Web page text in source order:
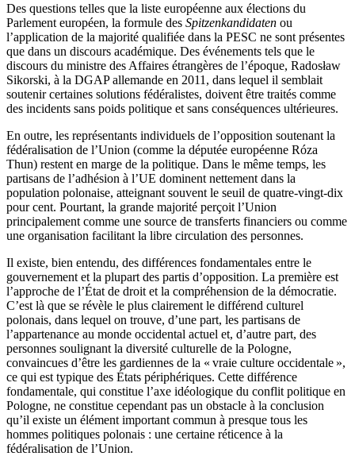
Des questions telles que la liste européenne aux élections du
Parlement européen, la formule des Spitzenkandidaten ou
l’application de la majorité qualifiée dans la PESC ne sont présentes
que dans un discours académique. Des événements tels que le
discours du ministre des Affaires étrangères de l’époque, Radosław
Sikorski, à la DGAP allemande en 2011, dans lequel il semblait
soutenir certaines solutions fédéralistes, doivent être traités comme
des incidents sans poids politique et sans conséquences ultérieures.
En outre, les représentants individuels de l’opposition soutenant la
fédéralisation de l’Union (comme la députée européenne Róza
Thun) restent en marge de la politique. Dans le même temps, les
partisans de l’adhésion à l’UE dominent nettement dans la
population polonaise, atteignant souvent le seuil de quatre-vingt-dix
pour cent. Pourtant, la grande majorité perçoit l’Union
principalement comme une source de transferts financiers ou comme
une organisation facilitant la libre circulation des personnes.
Il existe, bien entendu, des différences fondamentales entre le
gouvernement et la plupart des partis d’opposition. La première est
l’approche de l’État de droit et la compréhension de la démocratie.
C’est là que se révèle le plus clairement le différend culturel
polonais, dans lequel on trouve, d’une part, les partisans de
l’appartenance au monde occidental actuel et, d’autre part, des
personnes soulignant la diversité culturelle de la Pologne,
convaincues d’être les gardiennes de la « vraie culture occidentale »,
ce qui est typique des États périphériques. Cette différence
fondamentale, qui constitue l’axe idéologique du conflit politique en
Pologne, ne constitue cependant pas un obstacle à la conclusion
qu’il existe un élément important commun à presque tous les
hommes politiques polonais : une certaine réticence à la
fédéralisation de l’Union.